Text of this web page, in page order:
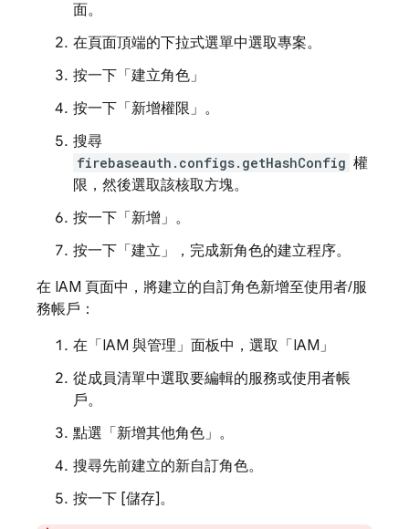
面。
在頁面頂端的下拉式選單中選取專案。
按一下「建立角色」
按一下「新增權限」 。
搜尋
firebaseauth.configs.getHashConfig 權
限，然後選取該核取方塊。
按一下「新增」 。
按一下「建立」
，完成新角色的建立程序。
在 IAM 頁面中，將建立的自訂角色新增至使用者/服
務帳戶：
在「IAM 與管理」 面板中，選取「IAM」
從成員清單中選取要編輯的服務或使用者帳
戶。
點選「新增其他角色」 。
搜尋先前建立的新自訂角色。
按一下 [儲存]。